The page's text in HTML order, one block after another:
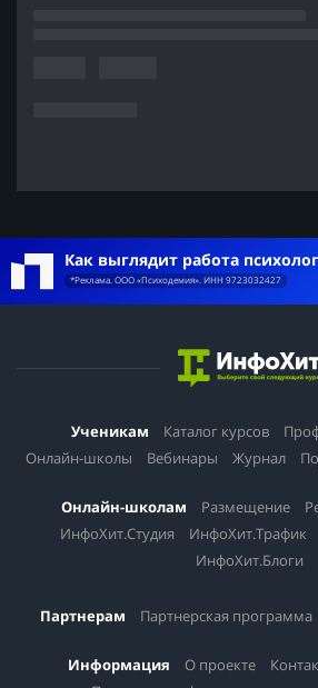
Как выглядит работа
*Реклама. ООО «Психодемия». ИНН 9723032427
Ученикам Каталог курсов
Онлайн-школы
Вебинары Журнал
Онлайн-школам Размещение
ИнфоХит.Студия
ИнфоХит.Трафик
ИнфоХит.Блоги
Партнерам Партнерская программа
Информация О проекте